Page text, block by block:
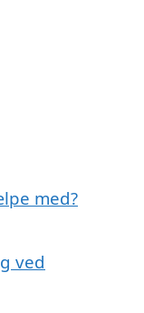
med?
ved